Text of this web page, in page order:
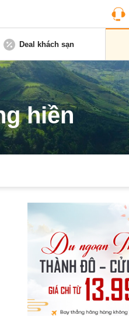
Deal khách sạn
hiền